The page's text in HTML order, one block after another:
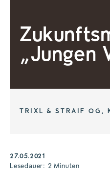
„Jungen
TRIXL & STRAIF OG,
27.05.2021
Lesedauer: 2 Minuten